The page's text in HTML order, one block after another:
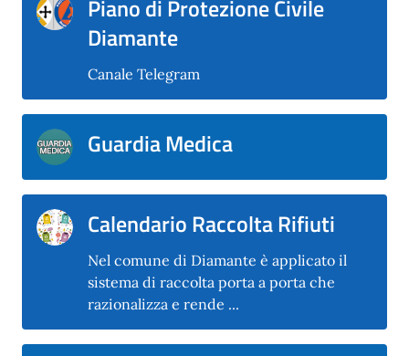
Piano di Protezione Civile
Diamante
Canale Telegram
Guardia Medica
Calendario Raccolta Rifiuti
Nel comune di Diamante è applicato il
sistema di raccolta porta a porta che
razionalizza e rende ...